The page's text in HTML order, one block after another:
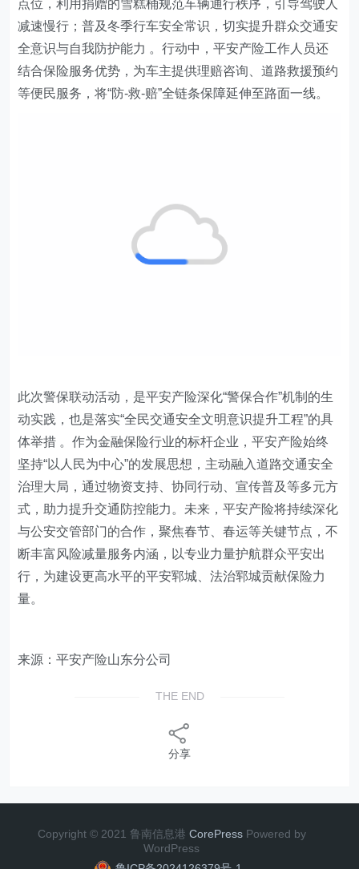
点位，利用捐赠的雪糕桶规范车辆通行秩序，引导驾驶人
减速慢行；普及冬季行车安全常识，切实提升群众交通安
全意识与自我防护能力 。行动中，平安产险工作人员还
结合保险服务优势，为车主提供理赔咨询、道路救援预约
等便民服务，将“防-救-赔”全链条保障延伸至路面一线。
此次警保联动活动，是平安产险深化“警保合作”机制的生
动实践，也是落实“全民交通安全文明意识提升工程”的具
体举措 。作为金融保险行业的标杆企业，平安产险始终
坚持“以人民为中心”的发展思想，主动融入道路交通安全
治理大局，通过物资支持、协同行动、宣传普及等多元方
式，助力提升交通防控能力。未来，平安产险将持续深化
与公安交管部门的合作，聚焦春节、春运等关键节点，不
断丰富风险减量服务内涵，以专业力量护航群众平安出
行，为建设更高水平的平安郓城、法治郓城贡献保险力
量。
来源：平安产险山东分公司
THE END
分享
Copyright © 2021 鲁南信息港 CorePress Powered by
WordPress